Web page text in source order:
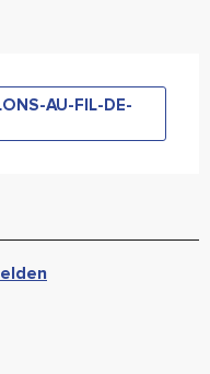
AU-FIL-DE-